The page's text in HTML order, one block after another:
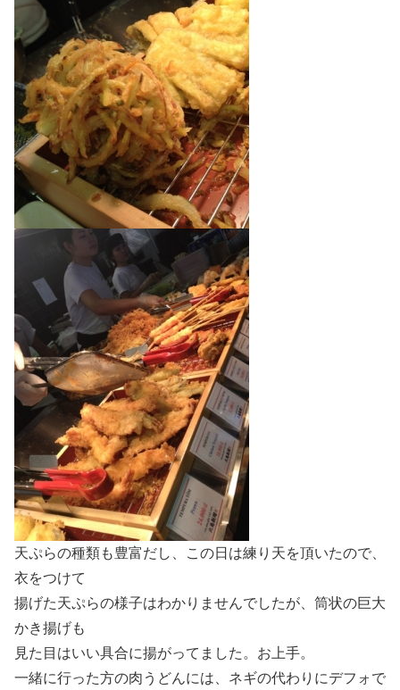
天ぷらの種類も豊富だし、この日は練り天を頂いたので、
衣をつけて
揚げた天ぷらの様子はわかりませんでしたが、筒状の巨大
かき揚げも
見た目はいい具合に揚がってました。お上手。
一緒に行った方の肉うどんには、ネギの代わりにデフォで